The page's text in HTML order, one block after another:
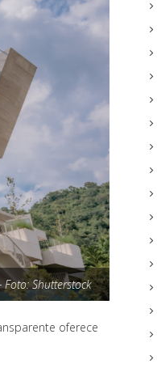
Shutterstock
oferece